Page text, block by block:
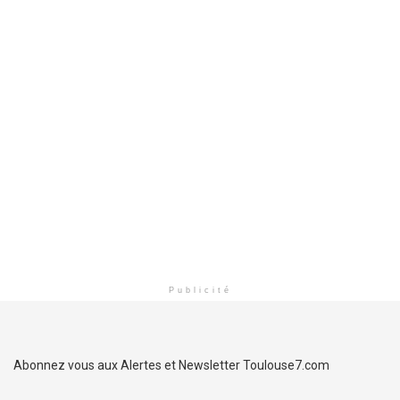
Publicité
Abonnez vous aux Alertes et Newsletter Toulouse7.com